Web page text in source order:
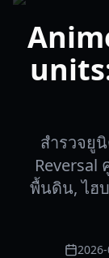
สำรวจยู
Reversal
พื้นดิน, ไฮ